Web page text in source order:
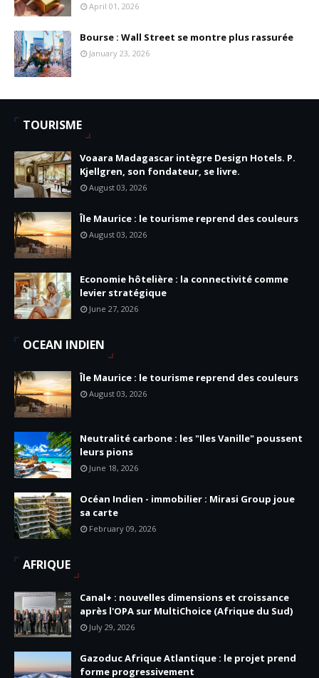
April 01, 2026
Bourse : Wall Street se montre plus rassurée
January 23, 2026
TOURISME
Voaara Madagascar intègre Design Hotels. P.
Kjellgren, son fondateur, se livre.
August 03, 2026
Île Maurice : le tourisme reprend des couleurs
August 03, 2026
Economie hôtelière : la connectivité comme
levier stratégique
June 27, 2026
OCEAN INDIEN
Île Maurice : le tourisme reprend des couleurs
August 03, 2026
Neutralité carbone : les "Iles Vanille" poussent
leurs pions
June 18, 2026
Océan Indien - immobilier : Mirasi Group joue
sa carte
February 09, 2026
AFRIQUE
Canal+ : nouvelles dimensions et croissance
après l'OPA sur MultiChoice (Afrique du Sud)
July 29, 2026
Gazoduc Afrique Atlantique : le projet prend
forme progressivement